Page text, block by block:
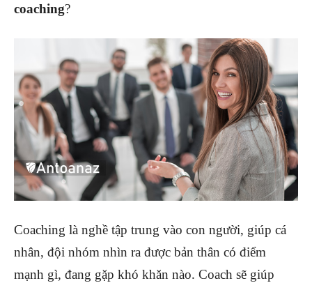
coaching?
Coaching là nghề tập trung vào con người, giúp cá
nhân, đội nhóm nhìn ra được bản thân có điểm
mạnh gì, đang gặp khó khăn nào. Coach sẽ giúp